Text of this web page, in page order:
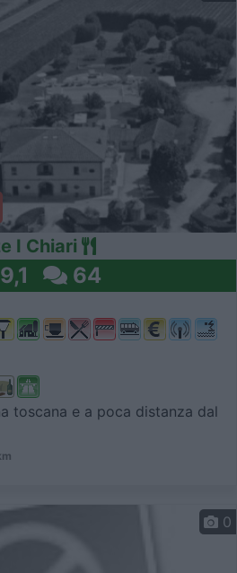
I Chiari
9,1 64
toscana e a poca distanza dal
0